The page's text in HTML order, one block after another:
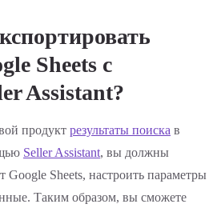
Sheets с
Assistant?
продукт результаты поиска в
Seller Assistant, вы должны
Google Sheets, настроить параметры
Таким образом, вы сможете